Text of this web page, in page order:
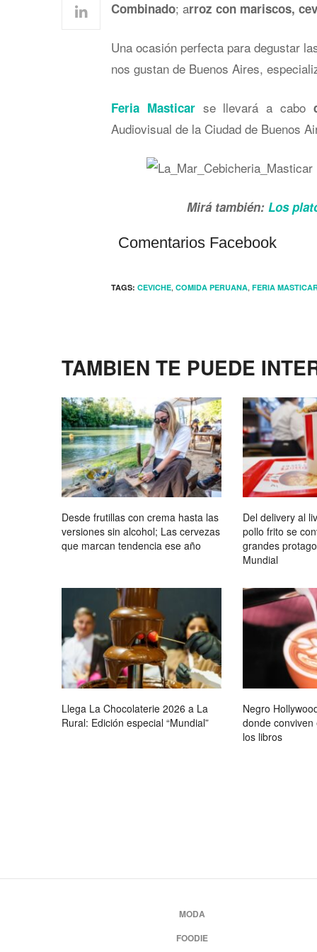
Combinado; arroz con mariscos,
Una ocasión perfecta para degustar
nos gustan de Buenos Aires,
Feria Masticarse llevará a cabo
Audiovisual de la Ciudad de Buenos
Mirá también: Los
Comentarios Facebook
TAGS: CEVICHE, COMIDA PERUANA, FERIA
TAMBIEN TE PUEDE
Desde frutillas con crema hasta las
versiones sin alcohol; Las cervezas
que marcan tendencia ese año
Del delivery al
pollo frito se
grandes
Mundial
Llega La Chocolaterie 2026 a La
Rural: Edición especial “Mundial”
Negro
donde
los libros
MODA
FOODIE